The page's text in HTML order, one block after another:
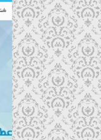
شنبه ,